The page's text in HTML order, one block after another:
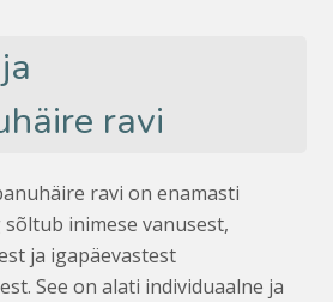
ravi
ravi on enamasti
inimese vanusest,
ja igapäevastest
See on alati individuaalne ja